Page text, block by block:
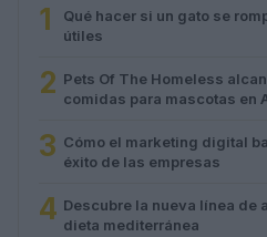
1
Qué hacer si un gato se
útiles
2 Pets Of The Homeless
comidas para mascotas en
3 Cómo el marketing digital
éxito de las empresas
4 Descubre la nueva línea de
dieta mediterránea